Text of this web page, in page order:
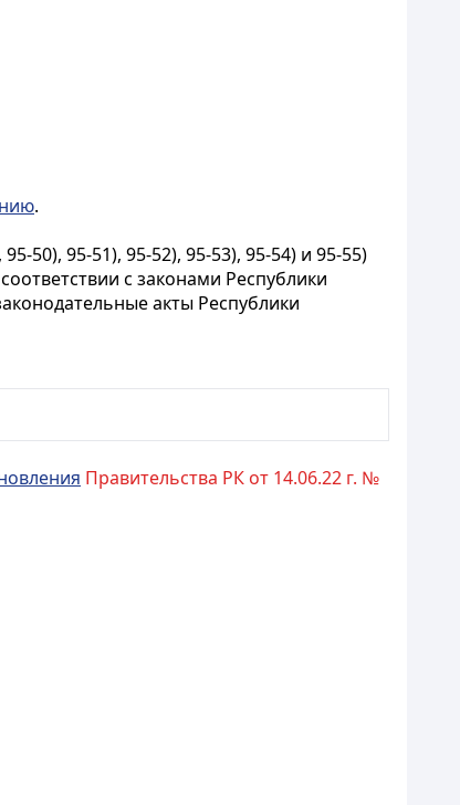
.
50), 95-51), 95-52), 95-53), 95-54) и 95-55)
с законами Республики
акты Республики
Правительства РК от 14.06.22 г. №